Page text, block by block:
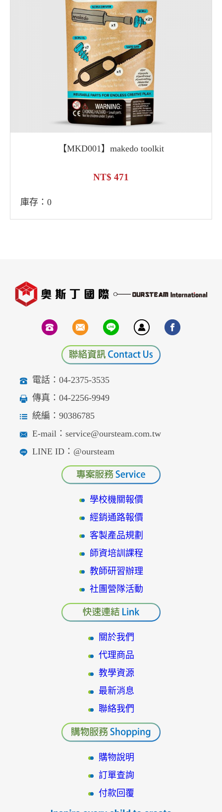
【MKD001】makedo toolkit
471
庫存：0
電話：04-2375-3535
傳真：04-2256-9949
統編：90386785
E-mail：service@oursteam.com.tw
LINE ID：@oursteam
學校機關報價
經銷通路報價
客製產品規劃
師資培訓課程
教師研習辦理
社團營隊活動
關於我們
代理商品
教學資源
最新消息
聯絡我們
購物說明
訂單查詢
付款回覆